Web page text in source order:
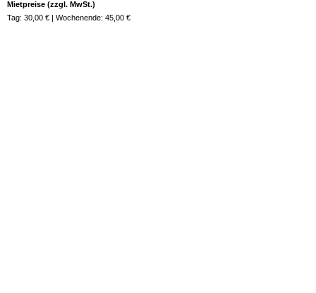
Mietpreise (zzgl. MwSt.)
Tag: 30,00 € | Wochenende: 45,00 €